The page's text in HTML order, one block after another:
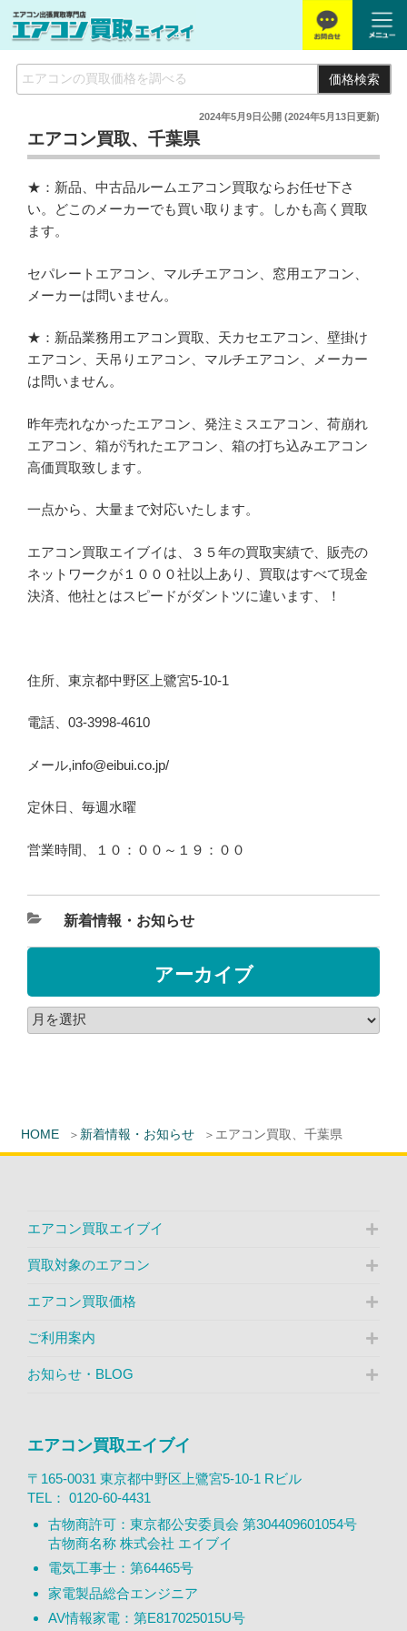
価格検索
HOME 新着情報・お知らせ エアコン買取、千葉県
2024年5月9日公開 (2024年5月13日更新)
エアコン買取、千葉県
★：新品、中古品ルームエアコン買取ならお任せ下さ
い。どこのメーカーでも買い取ります。しかも高く買取
ます。
セパレートエアコン、マルチエアコン、窓用エアコン、
メーカーは問いません。
★：新品業務用エアコン買取、天カセエアコン、壁掛け
エアコン、天吊りエアコン、マルチエアコン、メーカー
は問いません。
昨年売れなかったエアコン、発注ミスエアコン、荷崩れ
エアコン、箱が汚れたエアコン、箱の打ち込みエアコン
高価買取致します。
一点から、大量まで対応いたします。
エアコン買取エイブイは、３５年の買取実績で、販売の
ネットワークが１０００社以上あり、買取はすべて現金
決済、他社とはスピードがダントツに違います、！
住所、東京都中野区上鷺宮5-10-1
電話、03-3998-4610
メール,info@eibui.co.jp/
定休日、毎週水曜
営業時間、１０：００～１９：００
新着情報・お知らせ
アーカイブ
エアコン買取エイブイ
買取対象のエアコン
エアコン買取価格
ご利用案内
お知らせ・BLOG
エアコン買取エイブイ
〒165-0031 東京都中野区上鷺宮5-10-1 Rビル
TEL： 0120-60-4431
古物商許可：東京都公安委員会 第304409601054号
古物商名称 株式会社 エイブイ
電気工事士：第64465号
家電製品総合エンジニア
AV情報家電：第E817025015U号